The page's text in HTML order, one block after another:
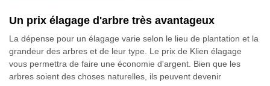
Un prix élagage d'arbre très avantageux
La dépense pour un élagage varie selon le lieu de plantation et la
grandeur des arbres et de leur type. Le prix de Klien élagage
vous permettra de faire une économie d'argent. Bien que les
arbres soient des choses naturelles, ils peuvent devenir